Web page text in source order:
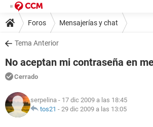
Foros Mensajerías y chat
Tema Anterior
No aceptan mi contraseña en
Cerrado
serpelina - 17 dic 2009 a las 18:45
tos21 - 29 dic 2009 a las 13:05